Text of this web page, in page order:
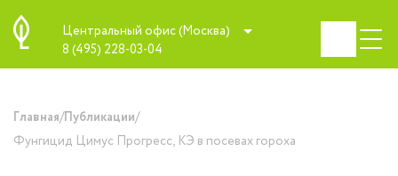
Центральный офис (Москва)
8 (495) 228-03-04
Главная/Публикации/
Фунгицид Цимус Прогресс, КЭ в посевах гороха